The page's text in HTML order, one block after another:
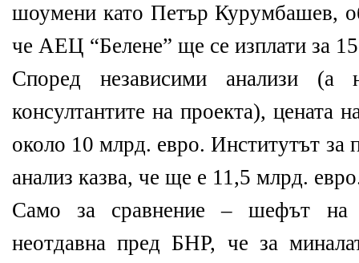
шоумени като Петър Курумбашев,
че АЕЦ “Белене” ще се изплати за
Според независими анализи (а
консултантите на проекта),
около 10 млрд. евро. Институтът за
анализ казва, че ще е 11,5 млрд.
Само за сравнение – шефът на
неотдавна пред БНР, че за